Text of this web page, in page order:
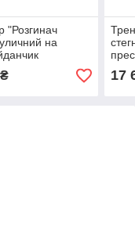
"Розгинач
на
17